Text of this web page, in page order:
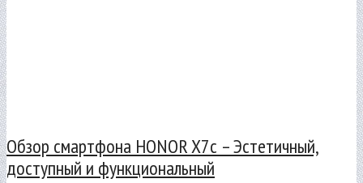
Обзор смартфона HONOR X7c – Эстетичный,
доступный и функциональный